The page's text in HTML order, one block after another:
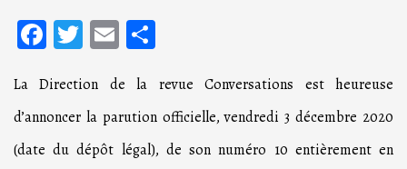
Facebook
Twitter
Email
La Direction de la revue Conversations est heureuse
d’annoncer la parution officielle, vendredi 3 décembre 2020
(date du dépôt légal), de son numéro 10 entièrement en